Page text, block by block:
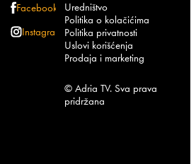
Facebook
Instagram
Uredništvo
Politika o kolačićima
Politika privatnosti
Uslovi korišćenja
Prodaja i marketing
© Adria TV. Sva prava
pridržana